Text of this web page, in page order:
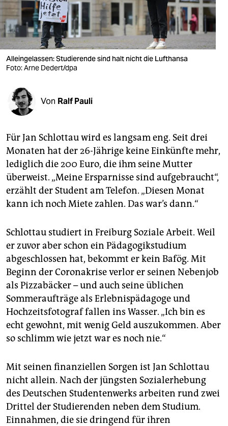
wahrheit
verlag
verlag
veranstaltungen
shop
fragen & hilfe
unterstützen
abo
genossenschaft
epaper login
Alleingelassen: Studierende sind halt nicht die Lufthansa
Foto: Arne Dedert/dpa
Von Ralf Pauli
Für Jan Schlottau wird es langsam eng. Seit drei
Monaten hat der 26-Jährige keine Einkünfte mehr,
lediglich die 200 Euro, die ihm seine Mutter
überweist. „Meine Ersparnisse sind aufgebraucht“,
erzählt der Student am Telefon. „Diesen Monat
kann ich noch Miete zahlen. Das war’s dann.“
Schlottau studiert in Freiburg Soziale Arbeit. Weil
er zuvor aber schon ein Pädagogikstudium
abgeschlossen hat, bekommt er kein Bafög. Mit
Beginn der Coronakrise verlor er seinen Nebenjob
als Pizzabäcker – und auch seine üblichen
Sommeraufträge als Erlebnispädagoge und
Hochzeitsfotograf fallen ins Wasser. „Ich bin es
echt gewohnt, mit wenig Geld auszukommen. Aber
so schlimm wie jetzt war es noch nie.“
Mit seinen finanziellen Sorgen ist Jan Schlottau
nicht allein. Nach der jüngsten Sozialerhebung
des Deutschen Studentenwerks arbeiten rund zwei
Drittel der Studierenden neben dem Studium.
Einnahmen, die sie dringend für ihren